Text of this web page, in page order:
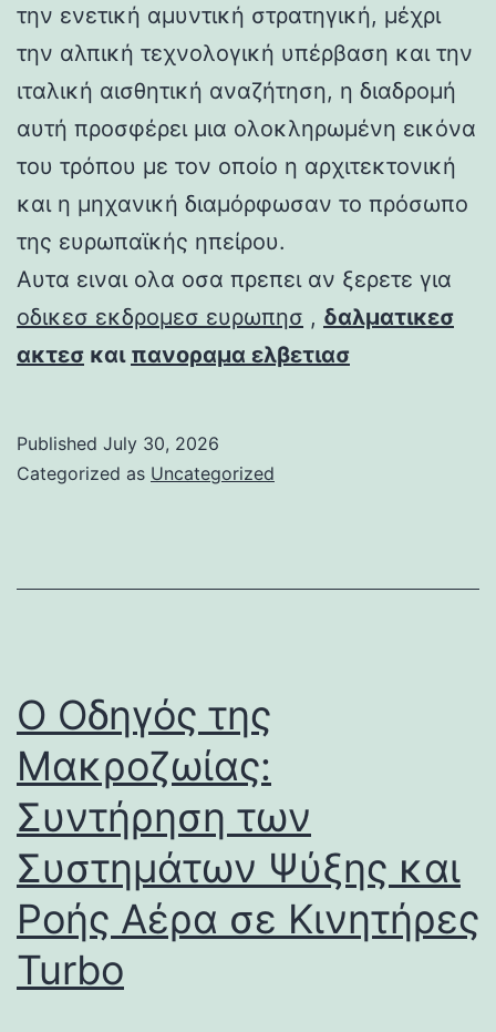
την ενετική αμυντική στρατηγική, μέχρι
την αλπική τεχνολογική υπέρβαση και την
ιταλική αισθητική αναζήτηση, η διαδρομή
αυτή προσφέρει μια ολοκληρωμένη εικόνα
του τρόπου με τον οποίο η αρχιτεκτονική
και η μηχανική διαμόρφωσαν το πρόσωπο
της ευρωπαϊκής ηπείρου.
Αυτα ειναι ολα οσα πρεπει αν ξερετε για
οδικεσ εκδρομεσ ευρωπησ , δαλματικεσ
ακτεσ και πανοραμα ελβετιασ
Published July 30, 2026
Categorized as Uncategorized
Ο Οδηγός της
Μακροζωίας:
Συντήρηση των
Συστημάτων Ψύξης και
Ροής Αέρα σε Κινητήρες
Turbo